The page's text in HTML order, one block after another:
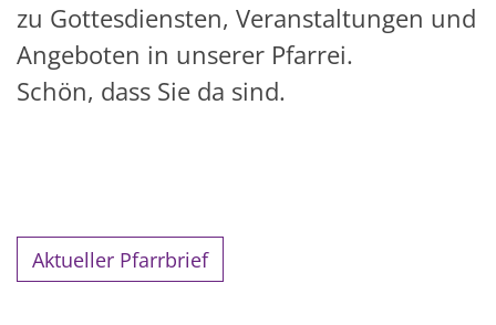
zu Gottesdiensten, Veranstaltungen und
Angeboten in unserer Pfarrei.
Schön, dass Sie da sind.
Aktueller Pfarrbrief